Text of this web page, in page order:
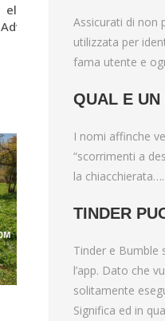
Assicurati di non
utilizzata per
fama utente e
QUAL E UN
I nomi affinche
“scorrimenti a
la chiacchierata….
TINDER
Tinder e Bumble
l’app. Dato che
solitamente
Significa ed in
eleven. Tinder Versus
Advanced Subscriptions •
Together with And Gold
Compared to Bumble